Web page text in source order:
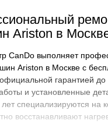
Ariston в
CanDo выполняет
Ariston в Москве с
гарантией до
и установленные
специализируются на
восстанавливают